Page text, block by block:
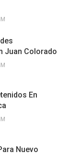
Juan Colorado
En
Nuevo